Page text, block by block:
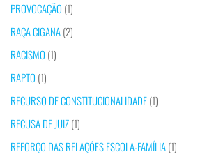
PROVOCAÇÃO (1)
RAÇA CIGANA(2)
RACISMO (1)
RAPTO (1)
RECURSO DE CONSTITUCIONALIDADE(1)
RECUSA DE JUIZ(1)
REFORÇO DAS RELAÇÕES ESCOLA-FAMÍLIA(1)